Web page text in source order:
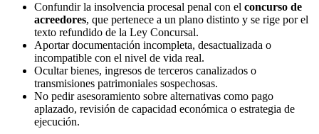
Confundir la insolvencia procesal penal con el concurso de
acreedores, que pertenece a un plano distinto y se rige por el
texto refundido de la Ley Concursal.
Aportar documentación incompleta, desactualizada o
incompatible con el nivel de vida real.
Ocultar bienes, ingresos de terceros canalizados o
transmisiones patrimoniales sospechosas.
No pedir asesoramiento sobre alternativas como pago
aplazado, revisión de capacidad económica o estrategia de
ejecución.